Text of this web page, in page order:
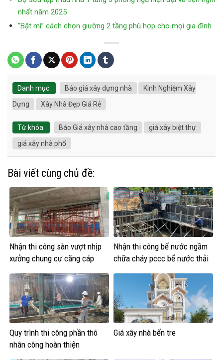
nhất năm 2025
“Bật mí” cách chọn giường 2 tầng phù hợp cho mọi gia đình
Danh mục: Báo giá xây dựng nhà
Kinh Nghiệm Xây
Dựng
Xây Nhà Đẹp Giá Rẻ
Từ khóa: Báo Giá xây nhà cao tầng
giá xây biệt thự
giá xây nhà phố
Bài viết cùng chủ đề:
Nhận thi công sàn vượt nhịp
xưởng chung cư căng cáp
Nhận thi công bể nước ngầm
chữa cháy pccc bể nước thải
Quy trình thi công phần thô
nhân công hoàn thiện
Giá xây nhà bến tre